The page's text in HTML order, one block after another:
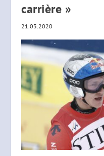
carrière »
21.03.2020